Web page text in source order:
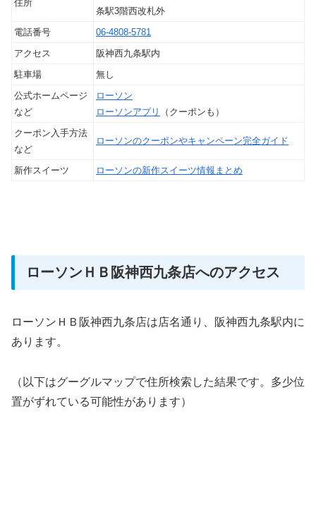
住所
条駅3階西改札外
電話番号
06-4808-5781
アクセス
阪神西九条駅内
駐車場
無し
公式ホームページ
など
ローソン
ローソンアプリ
（クーポンも）
クーポン入手方法
など
ローソンのクーポンやキャンペーン完全ガイド
新作スイーツ ローソンの新作スイーツ情報まとめ
ローソンＨＢ阪神西九条店へのアクセス
ローソンＨＢ阪神西九条店は店名通り、阪神西九条駅内に
あります。
（以下はグーグルマップで住所検索した結果です。多少位
置がずれている可能性があります）